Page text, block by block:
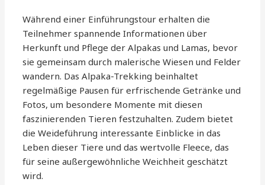
Während einer Einführungstour erhalten die
Teilnehmer spannende Informationen über
Herkunft und Pflege der Alpakas und Lamas, bevor
sie gemeinsam durch malerische Wiesen und Felder
wandern. Das Alpaka-Trekking beinhaltet
regelmäßige Pausen für erfrischende Getränke und
Fotos, um besondere Momente mit diesen
faszinierenden Tieren festzuhalten. Zudem bietet
die Weideführung interessante Einblicke in das
Leben dieser Tiere und das wertvolle Fleece, das
für seine außergewöhnliche Weichheit geschätzt
wird.